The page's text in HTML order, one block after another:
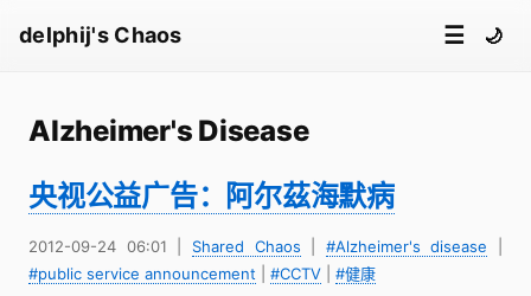
delphij's Chaos ☰ 🌙
Alzheimer's Disease
央视公益广告：阿尔茲海默病
2012-09-24 06:01 Shared Chaos #Alzheimer's disease
#public service announcement
#CCTV #健康